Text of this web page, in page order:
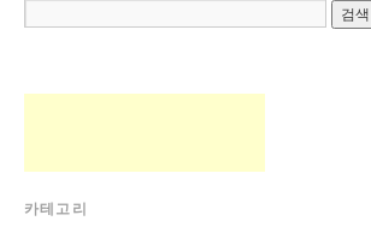
카테고리